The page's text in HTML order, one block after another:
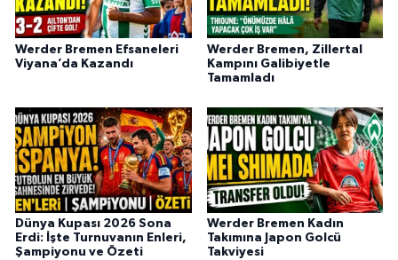
Werder Bremen Efsaneleri
Viyana’da Kazandı
Werder Bremen, Zillertal
Kampını Galibiyetle
Tamamladı
Dünya Kupası 2026 Sona
Erdi: İşte Turnuvanın Enleri,
Şampiyonu ve Özeti
Werder Bremen Kadın
Takımına Japon Golcü
Takviyesi